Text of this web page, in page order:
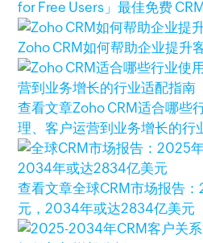
for Free Users」最佳免费
Zoho CRM如何帮助企业提升
查看文章Zoho CRM适合哪些
理、客户运营到业务增长的行
查看文章全球CRM市场报告
元，2034年或达2834亿美元